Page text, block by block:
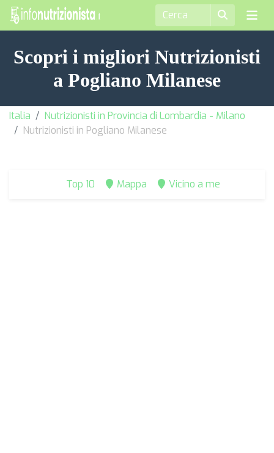
Scopri i migliori Nutrizionisti
a Pogliano Milanese
Italia
Nutrizionisti in Provincia di Lombardia - Milano
Nutrizionisti in Pogliano Milanese
Top 10 Mappa Vicino a me